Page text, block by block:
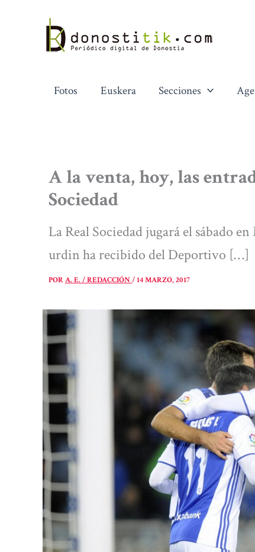
contenido
Fotos Euskera Secciones
A la venta, hoy, las
Sociedad
La Real Sociedad jugará el sábado
urdin ha recibido del Deportivo […]
PORA. E. / REDACCIÓN/14 MARZO, 2017